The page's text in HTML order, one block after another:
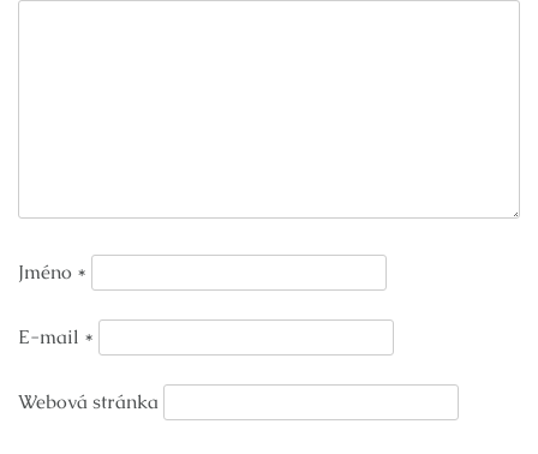
Jméno *
E-mail *
Webová stránka